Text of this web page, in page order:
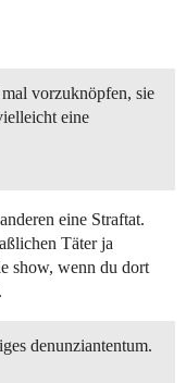
vorzuknöpfen, sie
eine
eine Straftat.
Täter ja
show, wenn du dort
denunziantentum.